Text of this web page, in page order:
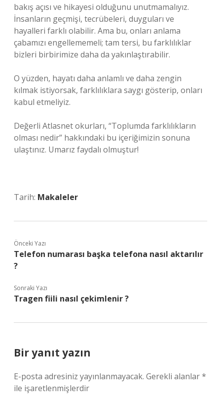
bakış açısı ve hikayesi olduğunu unutmamalıyız.
İnsanların geçmişi, tecrübeleri, duyguları ve
hayalleri farklı olabilir. Ama bu, onları anlama
çabamızı engellememeli; tam tersi, bu farklılıklar
bizleri birbirimize daha da yakınlaştırabilir.
O yüzden, hayatı daha anlamlı ve daha zengin
kılmak istiyorsak, farklılıklara saygı gösterip, onları
kabul etmeliyiz.
Değerli Atlasnet okurları, “Toplumda farklılıkların
olması nedir” hakkındaki bu içeriğimizin sonuna
ulaştınız. Umarız faydalı olmuştur!
Tarih: Makaleler
Önceki Yazı
Telefon numarası başka telefona nasıl aktarılır
?
Sonraki Yazı
Tragen fiili nasıl çekimlenir ?
Bir yanıt yazın
E-posta adresiniz yayınlanmayacak. Gerekli alanlar*
ile işaretlenmişlerdir